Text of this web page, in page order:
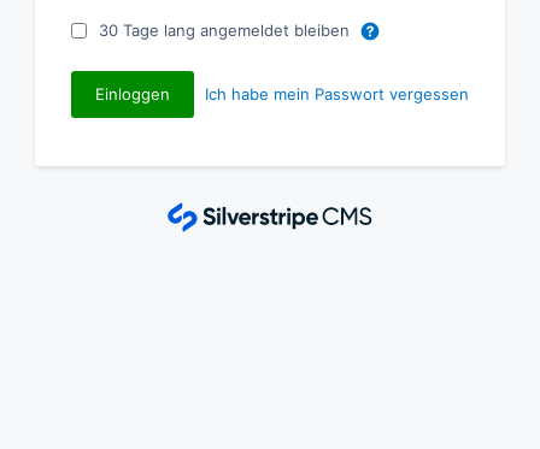
30 Tage lang angemeldet bleiben
Ich habe mein Passwort vergessen